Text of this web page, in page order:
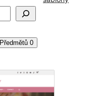
Předmětů 0